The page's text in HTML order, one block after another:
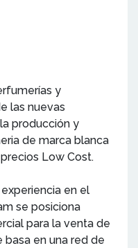
y
las nuevas
producción y
de marca blanca
Low Cost.
en el
se posiciona
para la venta de
basa en una red de